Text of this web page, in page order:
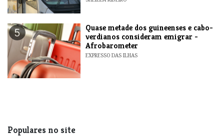
5
Quase metade dos guineenses e cabo-
verdianos consideram emigrar -
Afrobarometer
EXPRESSO DAS ILHAS
Populares no site